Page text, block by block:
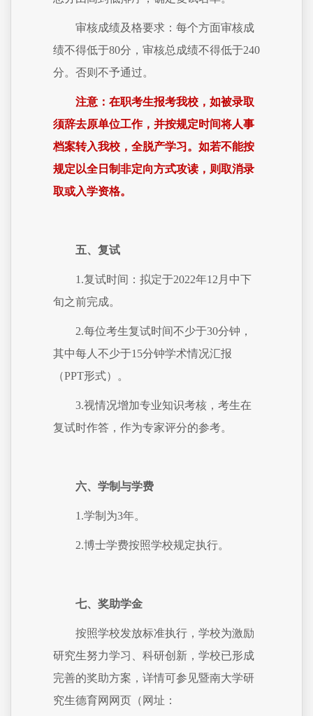
审核成绩及格要求：每个方面审核成
绩不得低于80分，审核总成绩不得低于240
分。否则不予通过。
注意：在职考生报考我校，如被录取
须辞去原单位工作，并按规定时间将人事
档案转入我校，全脱产学习。如若不能按
规定以全日制非定向方式攻读，则取消录
取或入学资格。
五、复试
1.复试时间：拟定于2022年12月中下
旬之前完成。
2.每位考生复试时间不少于30分钟，
其中每人不少于15分钟学术情况汇报
（PPT形式）。
3.视情况增加专业知识考核，考生在
复试时作答，作为专家评分的参考。
六、学制与学费
1.学制为3年。
2.博士学费按照学校规定执行。
七、奖助学金
按照学校发放标准执行，学校为激励
研究生努力学习、科研创新，学校已形成
完善的奖助方案，详情可参见暨南大学研
究生德育网网页（网址：